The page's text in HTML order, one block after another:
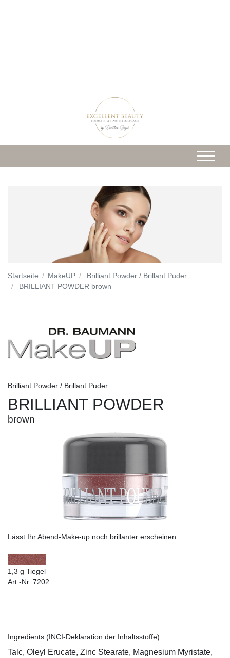
Startseite MakeUP
Brilliant Powder / Brillant Puder
BRILLIANT POWDER brown
Brilliant Powder / Brillant Puder
BRILLIANT POWDER
brown
Lässt Ihr Abend-Make-up noch brillanter erscheinen.
1,3 g Tiegel
Art.-Nr. 7202
Ingredients (INCI-Deklaration der Inhaltsstoffe):
Talc, Oleyl Erucate, Zinc Stearate, Magnesium Myristate,